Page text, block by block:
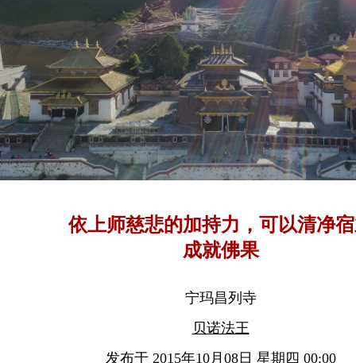
依上师慈悲的加持力，可以清净
成就佛果
宁玛昌列寺
贝诺法王
发布于 2015年10月08日 星期四 00:00